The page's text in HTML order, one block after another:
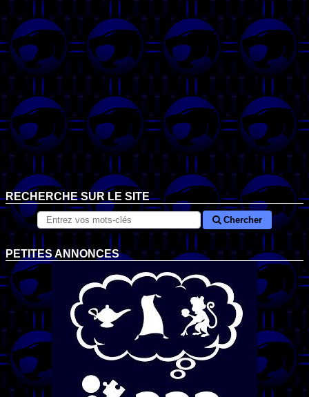
RECHERCHE SUR LE SITE
Chercher
PETITES ANNONCES